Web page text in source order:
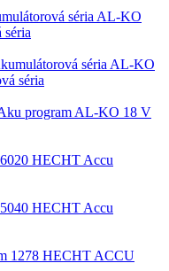
AL-KO
AL-KO
séria
AL-KO 18 V
HECHT Accu
HECHT Accu
HECHT ACCU